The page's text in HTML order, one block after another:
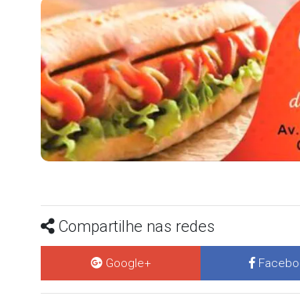
Compartilhe nas redes
Google+